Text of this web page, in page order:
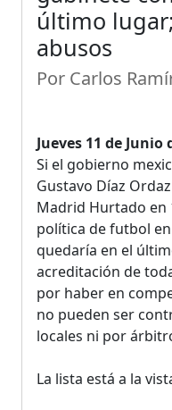
último
abusos
Por Carlos
Jueves 11 de Junio
Si el gobierno
Gustavo Díaz
Madrid Hurtado en
política de futbol
quedaría en el
acreditación de
por haber en
no pueden ser
locales ni por
La lista está a la